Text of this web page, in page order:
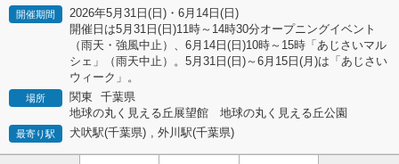
開催期間
2026年5月31日(日)・6月14日(日)
開催日は5月31日(日)11時～14時30分オープニングイベント
（雨天・強風中止）、6月14日(日)10時～15時「あじさいマル
シェ」（雨天中止）。5月31日(日)～6月15日(月)は「あじさい
ウィーク」。
場所 関東
千葉県
地球の丸く見える丘展望館 地球の丸く見える丘公園
最寄り駅 犬吠駅(千葉県) , 外川駅(千葉県)